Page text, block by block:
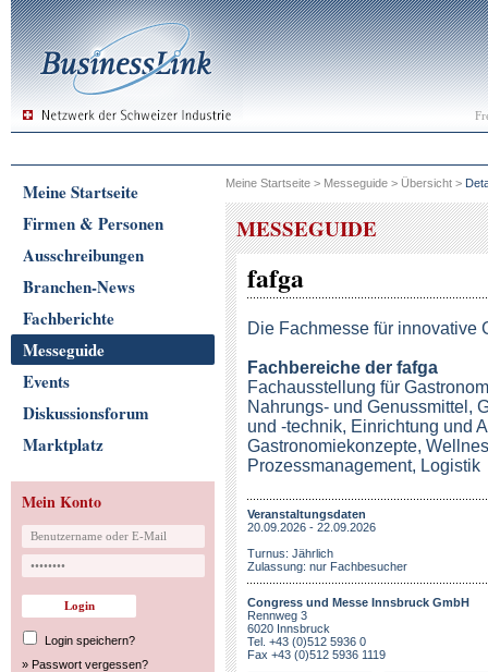
Meine Startseite
Firmen & Personen
Ausschreibungen
Branchen-News
Fachberichte
Messeguide
Events
Diskussionsforum
Marktplatz
Mein Konto
Login speichern?
» Passwort vergessen?
Meine Startseite > Messeguide > Übersicht >
MESSEGUIDE
fafga
Die Fachmesse für innovative
Fachbereiche der fafga
Fachausstellung für
Nahrungs- und Genussmittel,
und -technik, Einrichtung und
Gastronomiekonzepte,
Prozessmanagement, Logistik
Veranstaltungsdaten
20.09.2026 - 22.09.2026
Turnus: Jährlich
Zulassung: nur Fachbesucher
Congress und Messe Innsbruck GmbH
Rennweg 3
6020 Innsbruck
Tel. +43 (0)512 5936 0
Fax +43 (0)512 5936 1119